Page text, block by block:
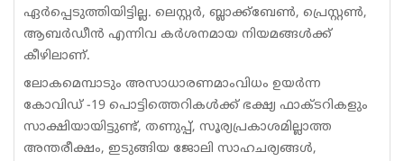
ഏർപ്പെടുത്തിയിട്ടില്ല. ലെസ്റ്റർ, ബ്ലാക്ക്ബേൺ, പ്രെസ്റ്റൺ,
ആബർ‌ഡീൻ എന്നിവ കർശനമായ നിയമങ്ങൾക്ക്
കീഴിലാണ്.
ലോകമെമ്പാടും അസാധാരണമാംവിധം ഉയർന്ന
കോവിഡ് -19 പൊട്ടിത്തെറികൾക്ക് ഭക്ഷ്യ ഫാക്ടറികളും
സാക്ഷിയായിട്ടുണ്ട്, തണുപ്പ്, സൂര്യപ്രകാശമില്ലാത്ത
അന്തരീക്ഷം, ഇടുങ്ങിയ ജോലി സാഹചര്യങ്ങൾ,